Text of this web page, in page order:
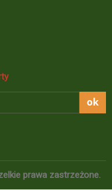
ok
prawa zastrzeżone.